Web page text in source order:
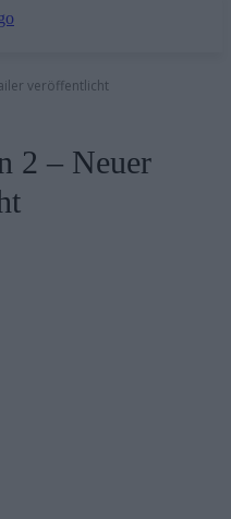
veröffentlicht
2 – Neuer